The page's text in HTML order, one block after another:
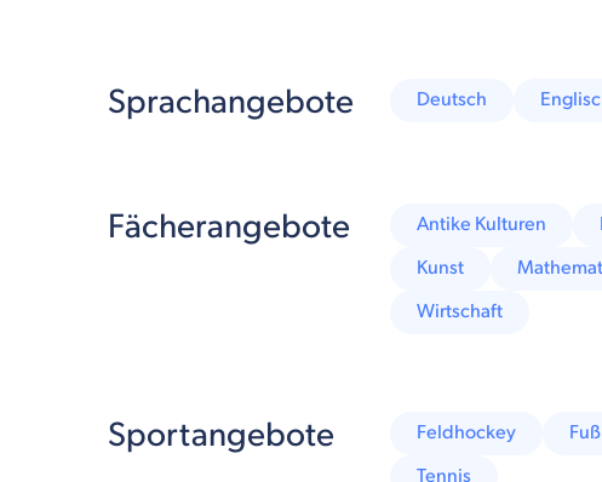
Sprachangebote Deutsch
Fächerangebote Antike Kulturen
Kunst
Wirtschaft
Sportangebote Feldhockey
Tennis